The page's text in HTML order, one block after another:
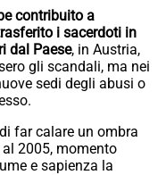
contribuito a
i sacerdoti in
dal Paese, in Austria,
gli scandali, ma nei
sedi degli abusi o
far calare un ombra
2005, momento
e sapienza la